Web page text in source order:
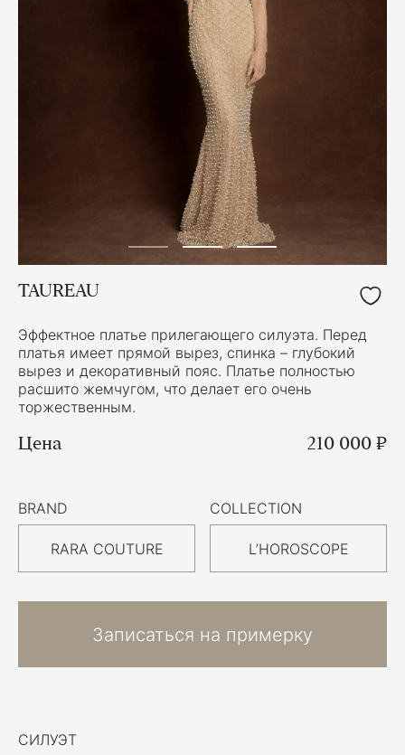
СИЛУЭТ
TAUREAU
Эффектное платье прилегающего силуэта. Перед
платья имеет прямой вырез, спинка – глубокий
вырез и декоративный пояс. Платье полностью
расшито жемчугом, что делает его очень
торжественным.
Цена 210 000 ₽
BRAND
RARA COUTURE
COLLECTION
L’HOROSCOPE
Записаться на примерку